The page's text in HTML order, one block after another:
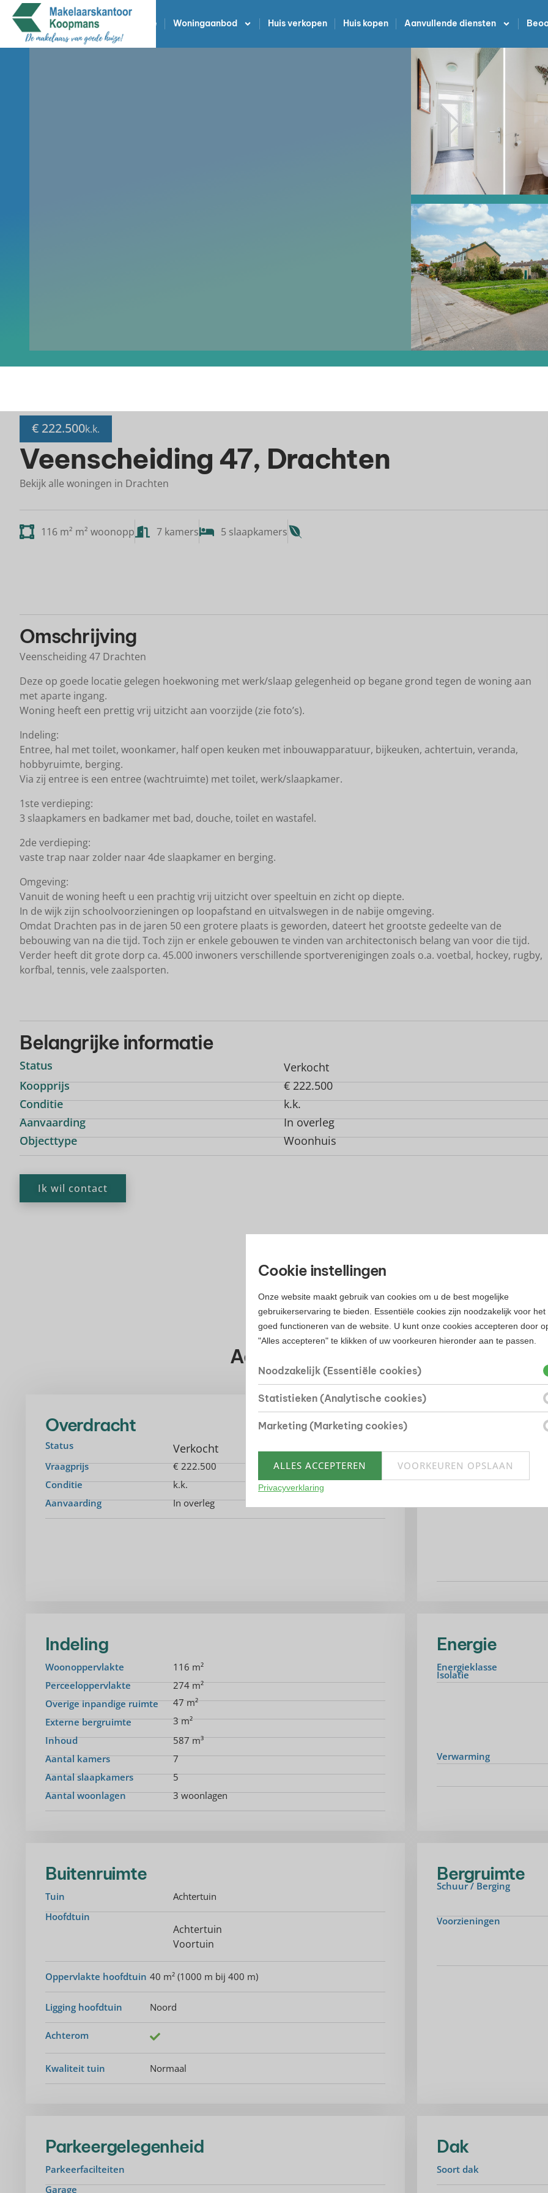
Home Woningaanbod Huis verkopen Huis kopen Aanvullende diensten
€ 222.500k.k.
Veenscheiding 47, Drachten
Bekijk alle woningen in Drachten
116 m² m² woonopp 7 kamers 5 slaapkamers
Omschrijving
Veenscheiding 47 Drachten
Deze op goede locatie gelegen hoekwoning met werk/slaap gelegenheid op begane grond tegen de woning aan
met aparte ingang.
Woning heeft een prettig vrij uitzicht aan voorzijde (zie foto’s).
Indeling:
Entree, hal met toilet, woonkamer, half open keuken met inbouwapparatuur, bijkeuken, achtertuin, veranda,
hobbyruimte, berging.
Via zij entree is een entree (wachtruimte) met toilet, werk/slaapkamer.
1ste verdieping:
3 slaapkamers en badkamer met bad, douche, toilet en wastafel.
2de verdieping:
vaste trap naar zolder naar 4de slaapkamer en berging.
Omgeving:
Vanuit de woning heeft u een prachtig vrij uitzicht over speeltuin en zicht op diepte.
In de wijk zijn schoolvoorzieningen op loopafstand en uitvalswegen in de nabije omgeving.
Omdat Drachten pas in de jaren 50 een grotere plaats is geworden, dateert het grootste gedeelte van de
bebouwing van na die tijd. Toch zijn er enkele gebouwen te vinden van architectonisch belang van voor die tijd.
Verder heeft dit grote dorp ca. 45.000 inwoners verschillende sportverenigingen zoals o.a. voetbal, hockey, rugby,
korfbal, tennis, vele zaalsporten.
Belangrijke informatie
Status
Verkocht
Koopprijs
€ 222.500
Conditie
k.k.
Aanvaarding
In overleg
Objecttype
Woonhuis
Ik wil contact
UITGEBREIDE KENMERKEN
Aanvullende informatie
Overdracht
Status Verkocht
Vraagprijs
€ 222.500
Conditie
k.k.
Aanvaarding
In overleg
Bouwjaar
Indeling
Woonoppervlakte
116 m²
Perceeloppervlakte
274 m²
Overige inpandige ruimte
47 m²
Externe bergruimte
3 m²
Inhoud
587 m³
Aantal kamers
7
Aantal slaapkamers
5
Aantal woonlagen
3 woonlagen
Energie
Energieklasse
Isolatie
Verwarming
Buitenruimte
Tuin
Achtertuin
Hoofdtuin
Achtertuin
Voortuin
Oppervlakte hoofdtuin 40 m² (1000 m bij 400 m)
Ligging hoofdtuin Noord
Achterom
Kwaliteit tuin Normaal
Bergruimte
Schuur / Berging
Voorzieningen
Parkeergelegenheid
Parkeerfacilteiten
Garage
Dak
Soort dak
Cookie instellingen
Onze website maakt gebruik van cookies om u de best mogelijke
gebruikerservaring te bieden. Essentiële cookies zijn noodzakelijk voor het
goed functioneren van de website. U kunt onze cookies accepteren door
"Alles accepteren" te klikken of uw voorkeuren hieronder aan te passen.
Noodzakelijk (Essentiële cookies)
Statistieken (Analytische cookies)
Marketing (Marketing cookies)
ALLES ACCEPTEREN VOORKEUREN OPSLAAN
Privacyverklaring